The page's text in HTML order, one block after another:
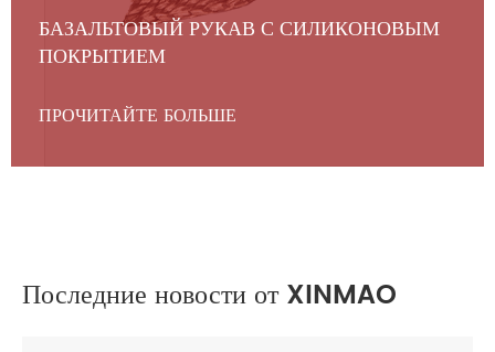
БАЗАЛЬТОВЫЙ РУКАВ С СИЛИКОНОВЫМ
ПОКРЫТИЕМ
ПРОЧИТАЙТЕ БОЛЬШЕ
Последние новости от XINMAO